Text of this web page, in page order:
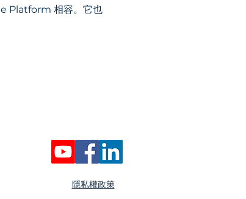
Platform 相容。它也
​隱私權政策